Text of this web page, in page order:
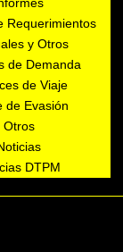
Requerimientos
y Otros
de Demanda
de Viaje
de Evasión
Otros
DTPM